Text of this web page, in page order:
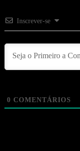
Inscrever-se
0 COMENTÁRIOS